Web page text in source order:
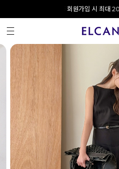
오전 10시 이전 결제
회원가입 시 최대
카카오 채널 추가 시